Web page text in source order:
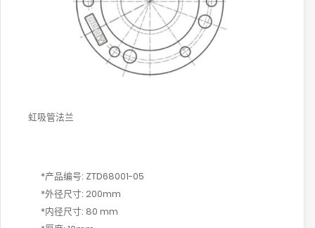
虹吸管法兰
*产品编号: ZTD68001-05
*外径尺寸: 200mm
*内径尺寸: 80 mm